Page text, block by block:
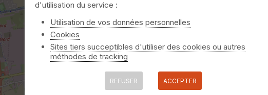
d'utilisation du service :
Utilisation de vos données personnelles
Cookies
Sites tiers succeptibles d'utiliser des cookies ou autres
méthodes de tracking
REFUSER ACCEPTER